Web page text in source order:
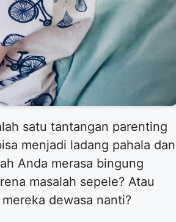
satu tantangan parenting
menjadi ladang pahala dan
Anda merasa bingung
masalah sepele? Atau
dewasa nanti?